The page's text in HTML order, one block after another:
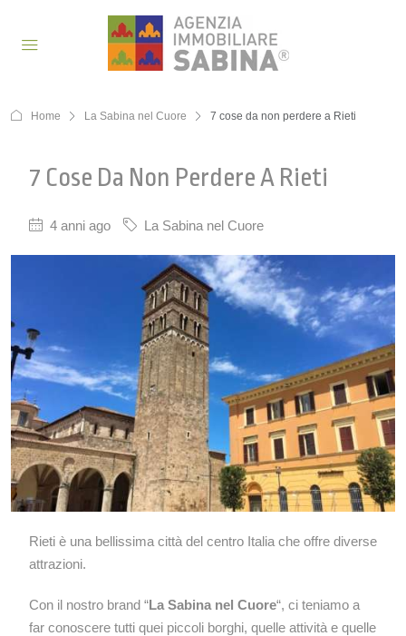
Home La Sabina nel Cuore 7 cose da non perdere a Rieti
7 Cose Da Non Perdere A Rieti
4 anni ago La Sabina nel Cuore
Rieti è una bellissima città del centro Italia che offre diverse
attrazioni.
Con il nostro brand “La Sabina nel Cuore“, ci teniamo a
far conoscere tutti quei piccoli borghi, quelle attività e quelle